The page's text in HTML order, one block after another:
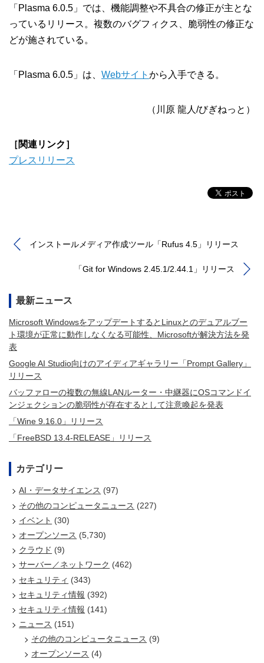
「Plasma 6.0.5」では、機能調整や不具合の修正が主とな
っているリリース。複数のバグフィクス、脆弱性の修正な
どが施されている。
「Plasma 6.0.5」は、 Webサイト から入手できる。
（川原 龍人/びぎねっと）
［関連リンク］
プレスリリース
インストールメディア作成ツール「Rufus 4.5」リリース
「Git for Windows 2.45.1/2.44.1」リリース
最新ニュース
Microsoft WindowsをアップデートするとLinuxとのデュアルブー
ト環境が正常に動作しなくなる可能性、Microsoftが解決方法を発
表
Google AI Studio向けのアイディアギャラリー「Prompt Gallery」
リリース
バッファローの複数の無線LANルーター・中継器にOSコマンドイ
ンジェクションの脆弱性が存在するとして注意喚起を発表
「Wine 9.16.0」リリース
「FreeBSD 13.4-RELEASE」リリース
カテゴリー
AI・データサイエンス (97)
その他のコンピュータニュース (227)
イベント (30)
オープンソース (5,730)
クラウド (9)
サーバー／ネットワーク (462)
セキュリティ (343)
セキュリティ情報 (392)
セキュリティ情報 (141)
ニュース (151)
その他のコンピュータニュース (9)
オープンソース (4)